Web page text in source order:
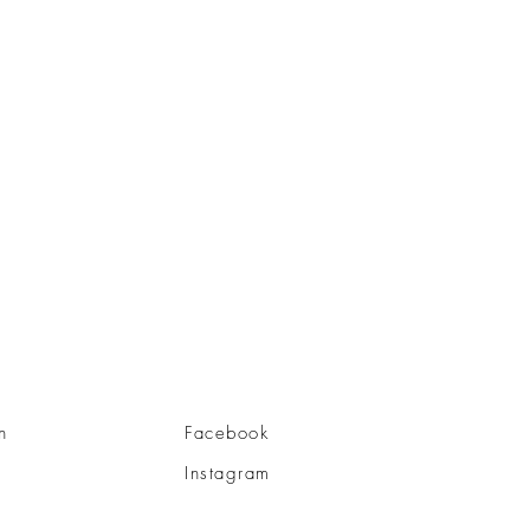
Facebook
Instagram